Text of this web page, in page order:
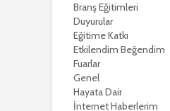
Branş Eğitimleri
Duyurular
Eğitime Katkı
Etkilendim Beğendim
Fuarlar
Genel
Hayata Dair
İnternet Haberlerim